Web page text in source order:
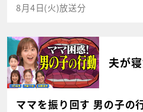
8月4日(火)放送分
夫が
ママを振り回す 男の子の